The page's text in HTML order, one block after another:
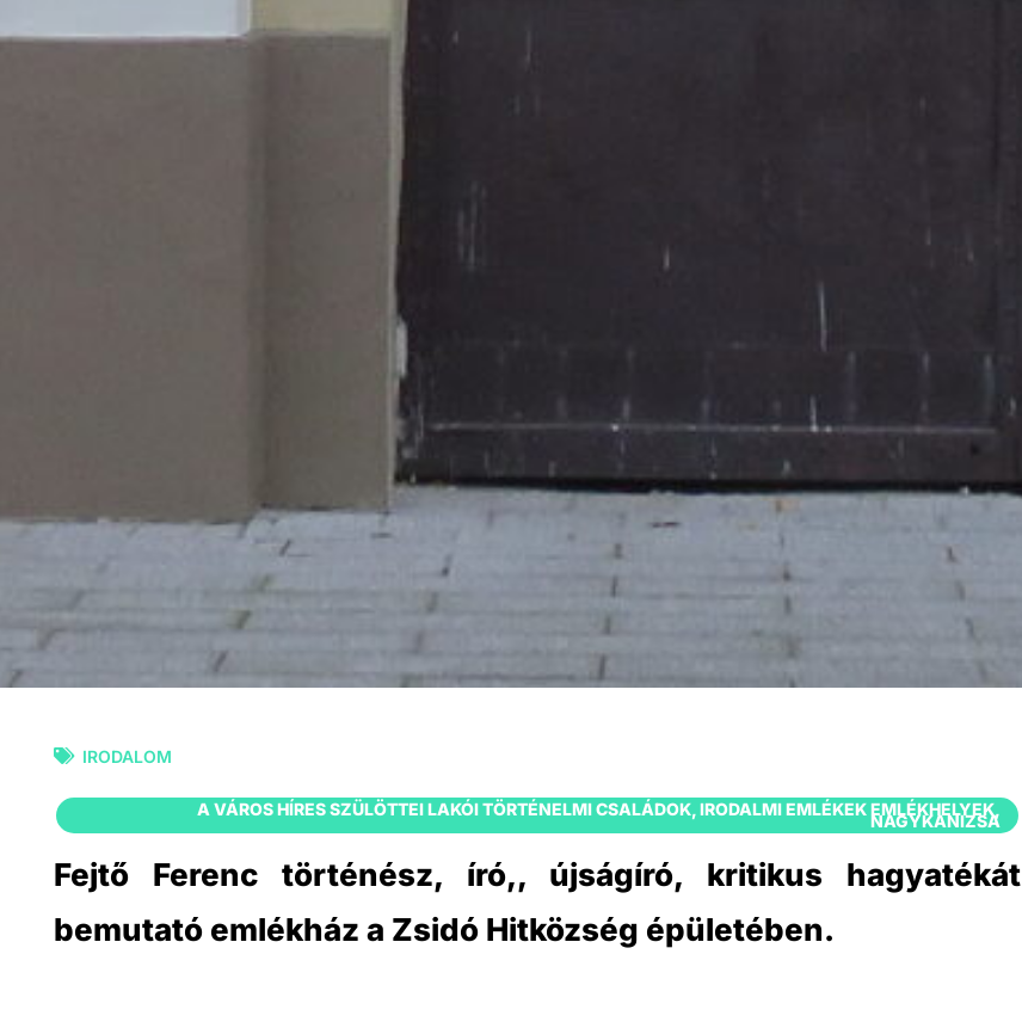
IRODALOM
A VÁROS HÍRES SZÜLÖTTEI LAKÓI TÖRTÉNELMI CSALÁDOK,IRODALMI EMLÉKEK EMLÉKHELYEK,
NAGYKANIZSA
Fejtő Ferenc történész, író,, újságíró, kritikus hagyatékát
bemutató emlékház a Zsidó Hitközség épületében.